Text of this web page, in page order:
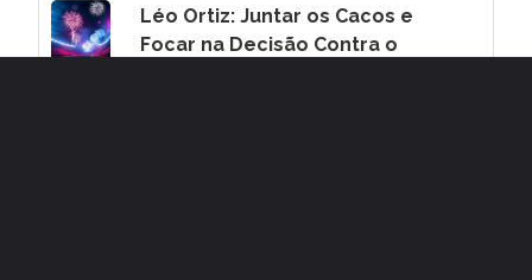
Léo Ortiz: Juntar os Cacos e
Focar na Decisão Contra o